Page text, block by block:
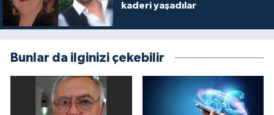
kaderi yaşadılar
Bunlar da ilginizi çekebilir